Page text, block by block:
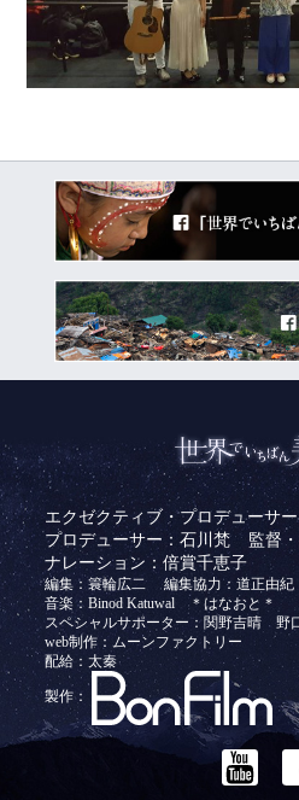
エクゼクティブ・プロデューサ
プロデューサー：石川梵
監督
ナレーション：倍賞千恵子
編集：簑輪広二
編集協力：道正由紀
音楽：Binod Katuwal ＊はなおと＊
スペシャルサポーター：関野吉晴
web制作：ムーンファクトリー
配給：太秦
製作：